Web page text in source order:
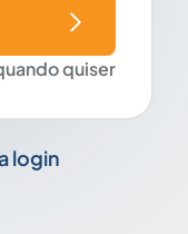
quiser
login